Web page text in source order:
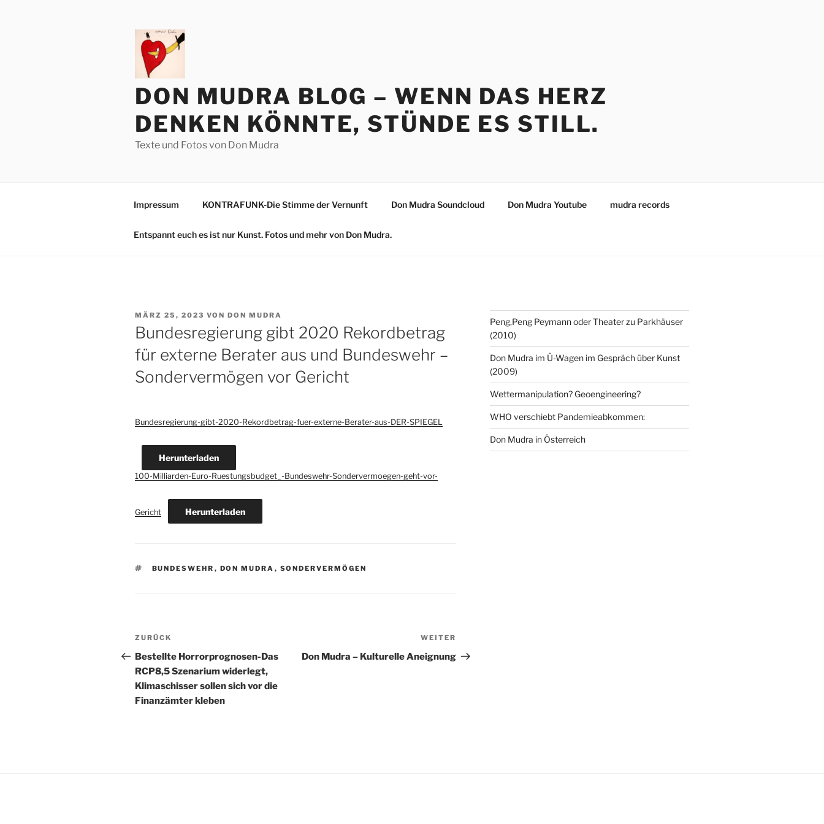
DON MUDRA BLOG – WENN DAS HERZ
DENKEN KÖNNTE, STÜNDE ES STILL.
Texte und Fotos von Don Mudra
Impressum KONTRAFUNK-Die Stimme der Vernunft Don Mudra Soundcloud Don Mudra Youtube mudra records
Entspannt euch es ist nur Kunst. Fotos und mehr von Don Mudra.
VERÖFFENTLICHT
AM
MÄRZ 25, 2023 VON DON MUDRA
Bundesregierung gibt 2020 Rekordbetrag
für externe Berater aus und Bundeswehr –
Sondervermögen vor Gericht
Bundesregierung-gibt-2020-Rekordbetrag-fuer-externe-Berater-aus-DER-SPIEGEL
Herunterladen
100-Milliarden-Euro-Ruestungsbudget_-Bundeswehr-Sondervermoegen-geht-vor-
Gericht Herunterladen
SCHLAGWÖRTER
BUNDESWEHR , DON MUDRA , SONDERVERMÖGEN
Beitragsnavigation
Vorheriger
Beitrag
ZURÜCK
Bestellte Horrorprognosen-Das
RCP8,5 Szenarium widerlegt,
Klimaschisser sollen sich vor die
Finanzämter kleben
Beitrag
WEITER
Don Mudra – Kulturelle Aneignung
Peng,Peng Peymann oder Theater zu Parkhäuser
(2010)
Don Mudra im Ü-Wagen im Gespräch über Kunst
(2009)
Wettermanipulation? Geoengineering?
WHO verschiebt Pandemieabkommen:
Don Mudra in Österreich